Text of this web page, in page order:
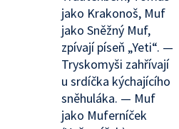
jako Krakonoš, Muf
jako Sněžný Muf,
zpívají píseň „Yeti“. —
Tryskomyši zahřívají
u srdíčka kýchajícího
sněhuláka. — Muf
jako Muferníček